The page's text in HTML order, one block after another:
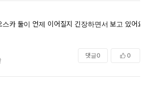
카 둘이 언제 이어질지 긴장하면서 보고 있어요
댓글0 0